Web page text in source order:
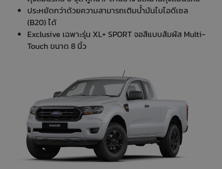
ประหยัดกว่าด้วยความสามารถเติมน้ำมันไบโอดีเซล
(B20) ได้
Exclusive เฉพาะรุ่น XL+ SPORT จอสีแบบสัมผัส Multi-
Touch ขนาด 8 นิ้ว